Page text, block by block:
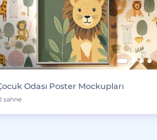
Odası Poster Mockupları
sahne